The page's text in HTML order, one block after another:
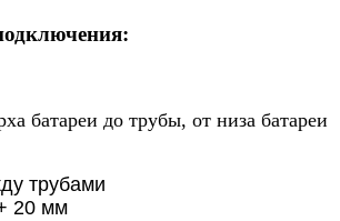
батареи до трубы, от низа батареи
трубами
20 мм